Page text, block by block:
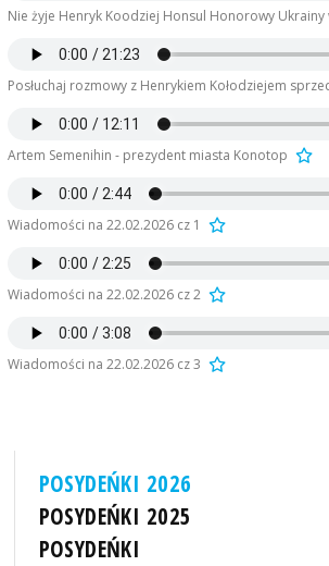
Nie żyje Henryk Koodziej Honsul Honorowy Ukrainy
Posłuchaj rozmowy z Henrykiem Kołodziejem
Artem Semenihin - prezydent miasta Konotop
Wiadomości na 22.02.2026 cz 1
Wiadomości na 22.02.2026 cz 2
Wiadomości na 22.02.2026 cz 3
POSYDEŃKI 2026
POSYDEŃKI 2025
POSYDEŃKI